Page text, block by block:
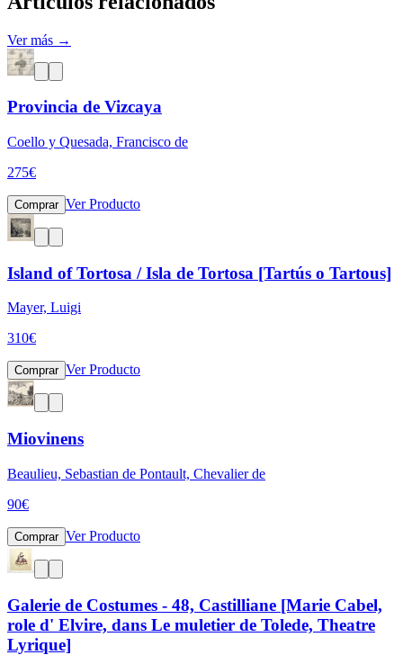
Ver más →
Provincia de Vizcaya
Coello y Quesada, Francisco de
275€
Comprar Ver Producto
Island of Tortosa / Isla de Tortosa [Tartús o Tartous]
Mayer, Luigi
310€
Comprar Ver Producto
Miovinens
Beaulieu, Sebastian de Pontault, Chevalier de
90€
Comprar Ver Producto
Galerie de Costumes - 48, Castilliane [Marie Cabel,
role d' Elvire, dans Le muletier de Tolede, Theatre
Lyrique]